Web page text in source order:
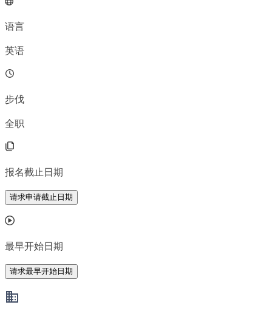
语言
英语
步伐
全职
报名截止日期
请求申请截止日期
最早开始日期
请求最早开始日期